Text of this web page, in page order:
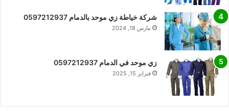
شركة خياطة زي موحد بالدمام 0597212937
مارس 18, 2024
زي موحد في الدمام 0597212937
فبراير 15, 2025